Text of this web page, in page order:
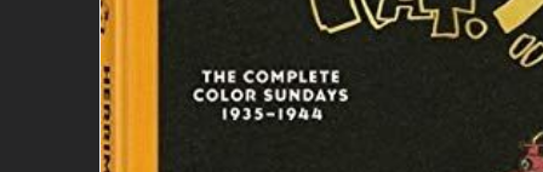
the
images
gallery